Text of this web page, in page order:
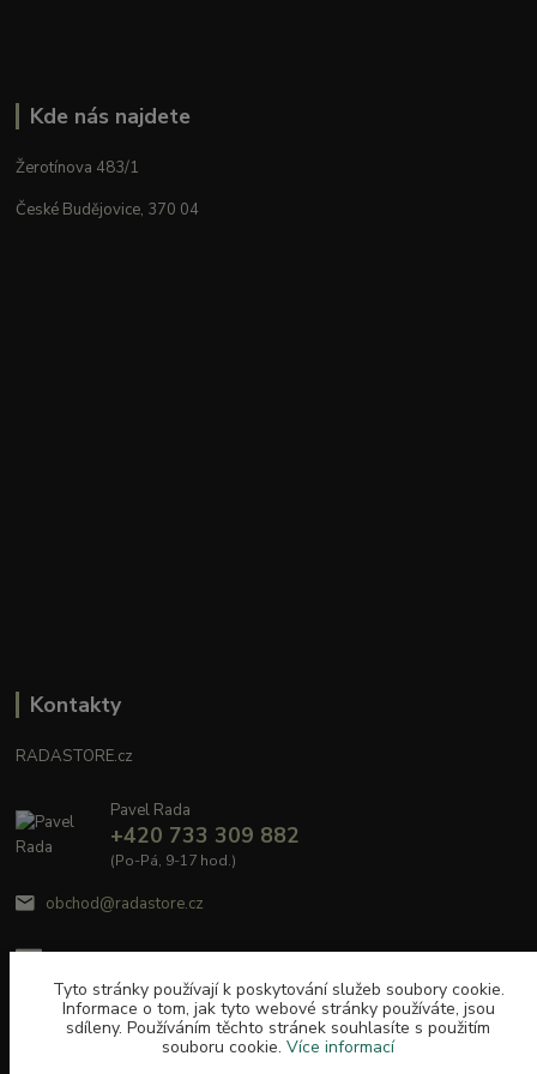
Kde nás najdete
Žerotínova 483/1
České Budějovice, 370 04
Kontakty
RADASTORE.cz
Pavel Rada
+420 733 309 882
(Po-Pá, 9-17 hod.)
obchod@radastore.cz
Tyto stránky používají k poskytování služeb soubory cookie.
Informace o tom, jak tyto webové stránky používáte, jsou
sdíleny. Používáním těchto stránek souhlasíte s použitím
souboru cookie. Více informací